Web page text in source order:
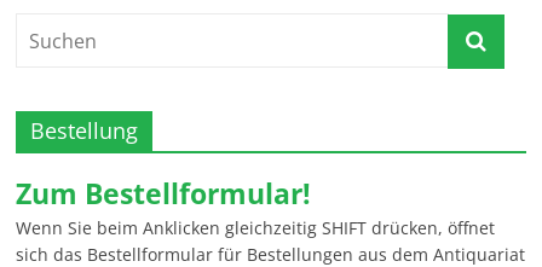
Bestellung
Zum Bestellformular!
Wenn Sie beim Anklicken gleichzeitig SHIFT drücken, öffnet
sich das Bestellformular für Bestellungen aus dem Antiquariat